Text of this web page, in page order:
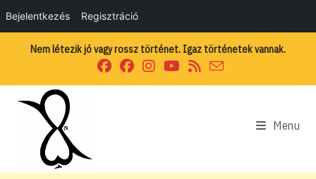
Bejelentkezés Regisztráció
Nem létezik jó vagy rossz történet. Igaz történetek vannak.
Menu